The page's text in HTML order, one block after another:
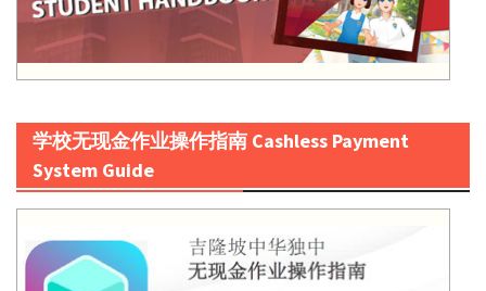
学校无现金作业操作指南 Cashless Payment
System Guide